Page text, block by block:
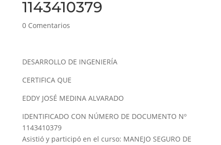
1143410379
0 Comentarios
DESARROLLO DE INGENIERÍA
CERTIFICA QUE
EDDY JOSÉ MEDINA ALVARADO
IDENTIFICADO CON NÚMERO DE DOCUMENTO Nº
1143410379
Asistió y participó en el curso: MANEJO SEGURO DE